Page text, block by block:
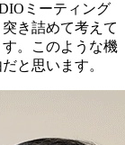
ミーティング
き詰めて考えて
。このような機
と思います。